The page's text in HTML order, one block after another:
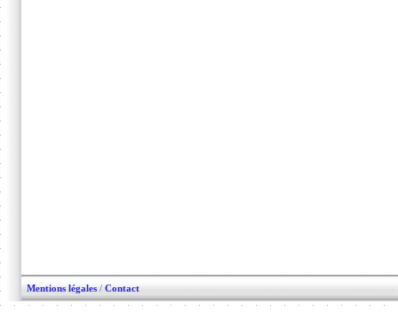
Mentions légales / Contact